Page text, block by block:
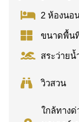
2 ห้องนอ
ขนาดพื้น
สระว่ายน้
วิวสวน
ใกล้ทางด่